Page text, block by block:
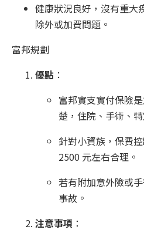
健康狀況良好，沒有重大
除外或加費問題。
富邦規劃
優點 ：
富邦實支實付保險
楚，住院、手術、
針對小資族，保費
2500 元左右合理。
若有附加意外險或
事故。
注意事項 ：